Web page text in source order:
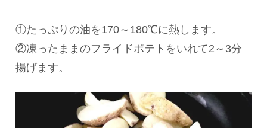
①たっぷりの油を170～180℃に熱します。
②凍ったままのフライドポテトをいれて2～3分
揚げます。